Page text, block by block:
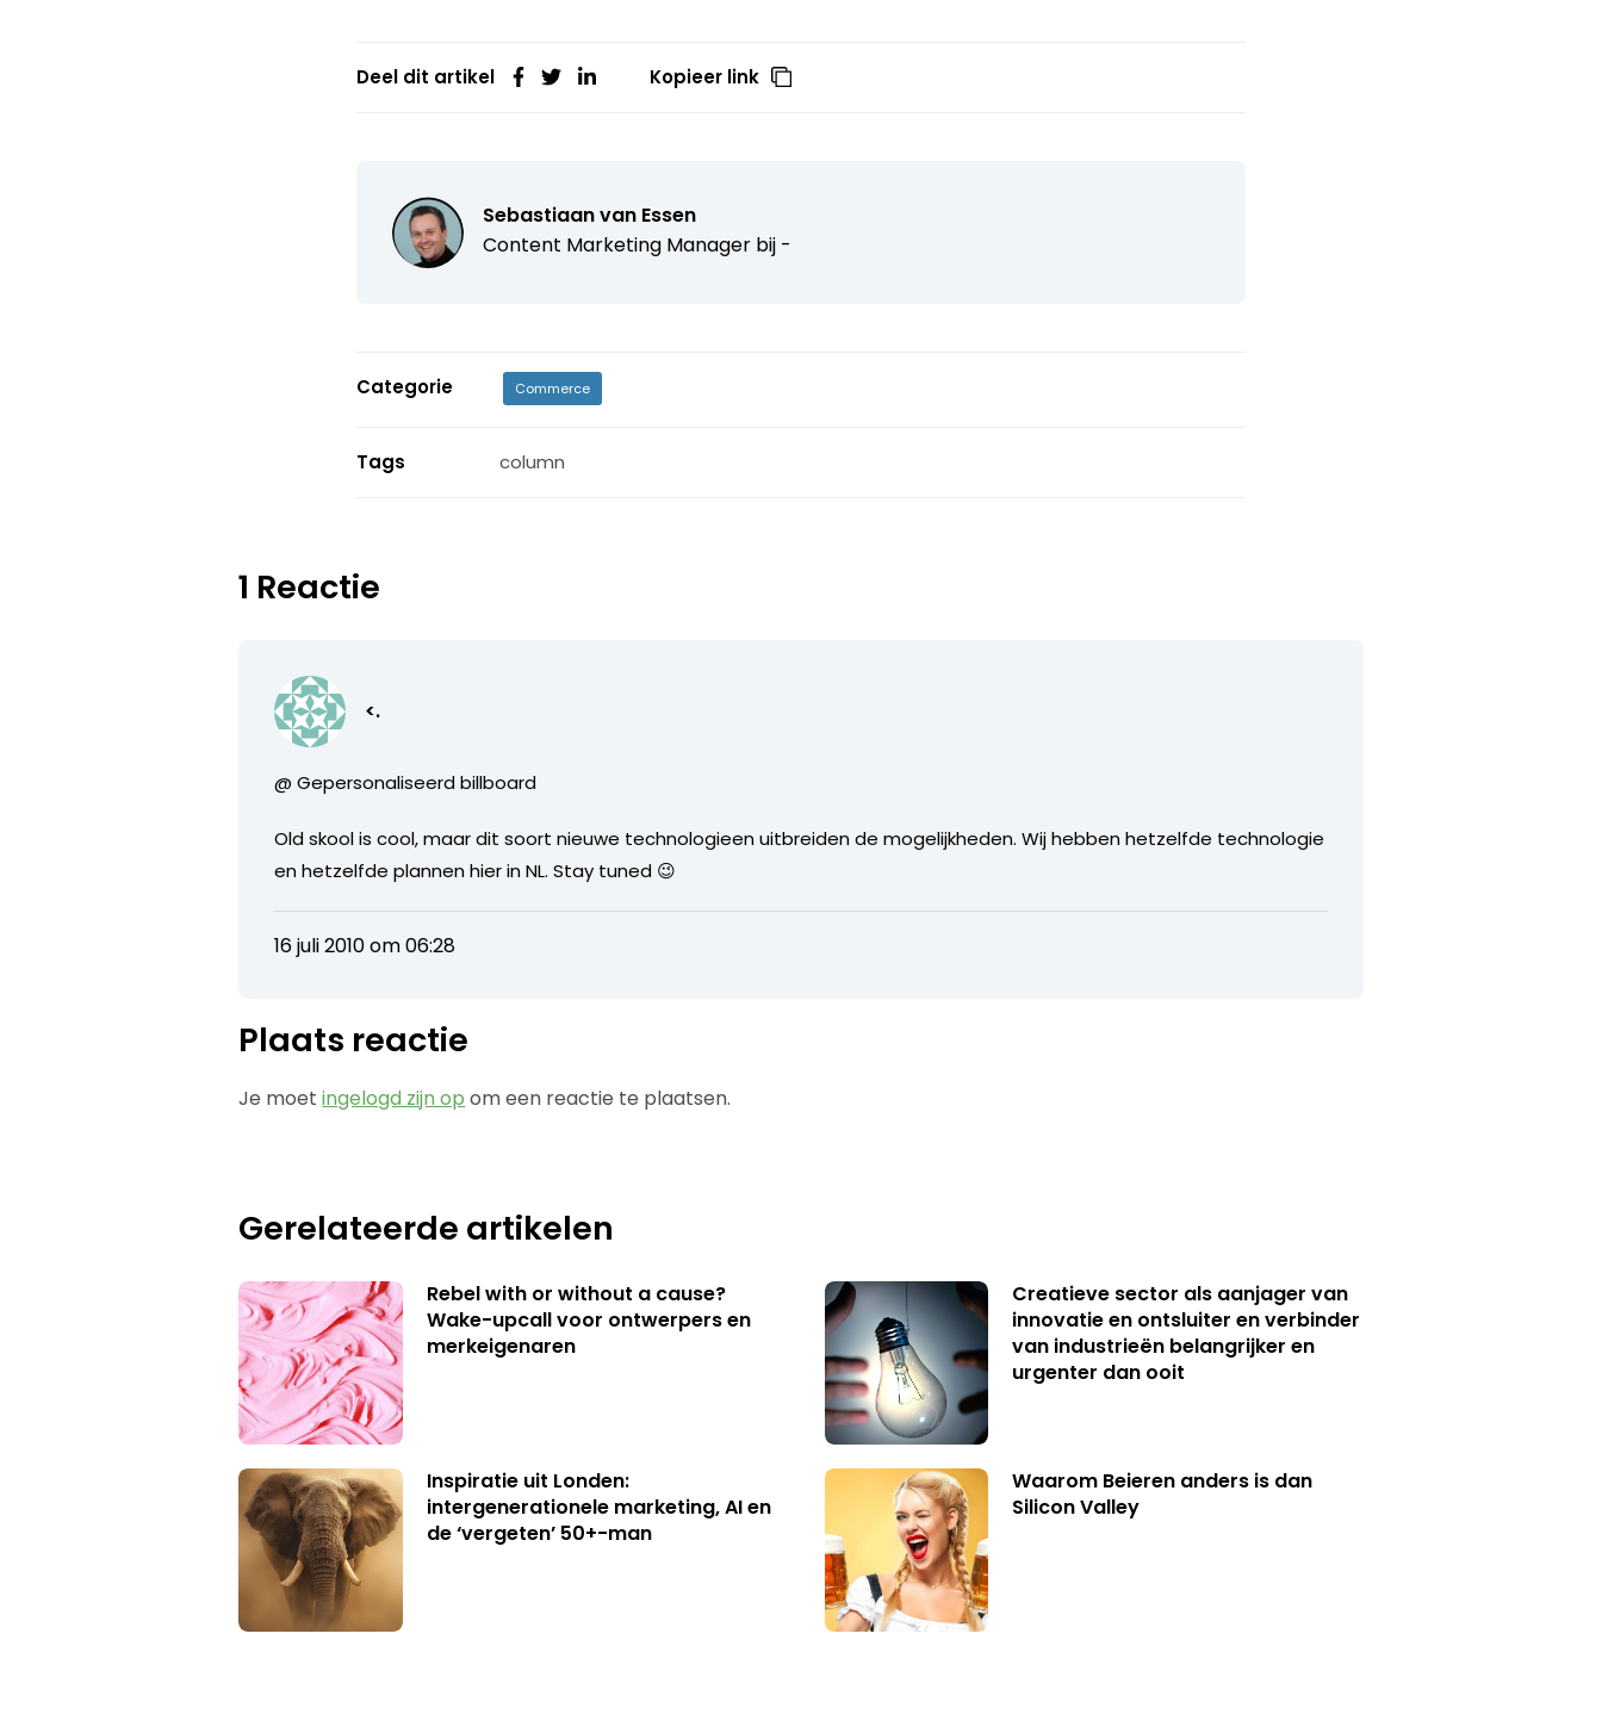
Deel dit artikel Kopieer link
Sebastiaan van Essen
Content Marketing Manager bij -
Categorie Commerce
Tags column
1 Reactie
<.
@ Gepersonaliseerd billboard
Old skool is cool, maar dit soort nieuwe technologieen uitbreiden de mogelijkheden. Wij hebben hetzelfde technologie
en hetzelfde plannen hier in NL. Stay tuned 😉
16 juli 2010 om 06:28
Plaats reactie
Je moetingelogd zijn op om een reactie te plaatsen.
Gerelateerde artikelen
Rebel with or without a cause?
Wake-upcall voor ontwerpers en
merkeigenaren
Creatieve sector als aanjager van
innovatie en ontsluiter en verbinder
van industrieën belangrijker en
urgenter dan ooit
Inspiratie uit Londen:
intergenerationele marketing, AI en
de ‘vergeten’ 50+-man
Waarom Beieren anders is dan
Silicon Valley